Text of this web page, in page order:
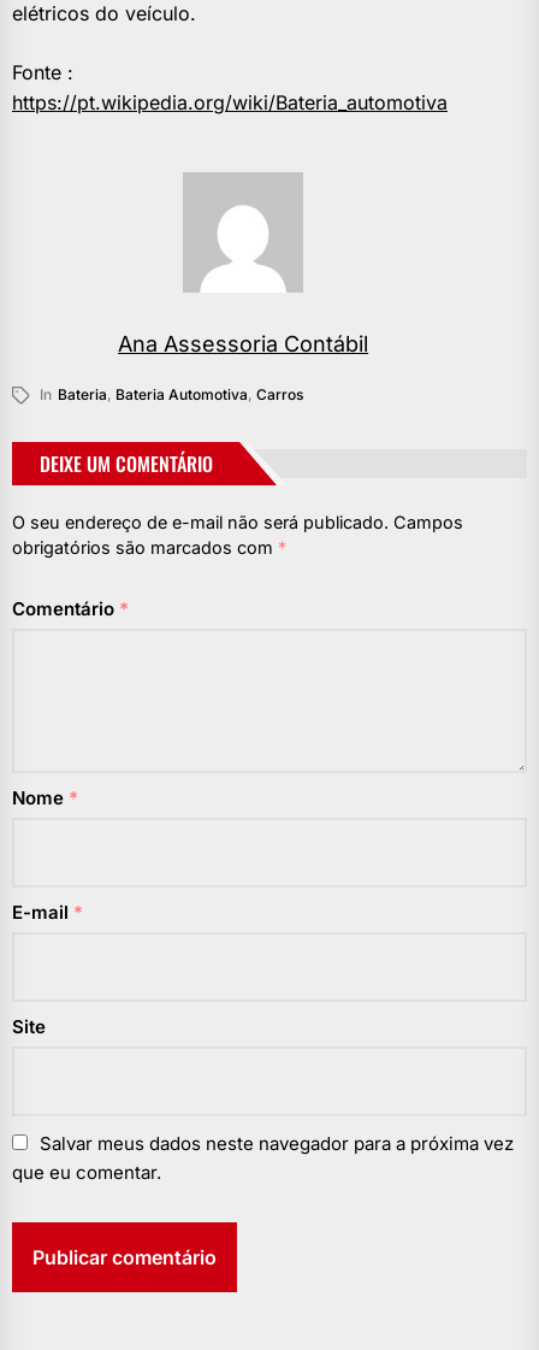
elétricos do veículo.
Fonte :
https://pt.wikipedia.org/wiki/Bateria_automotiva
Ana Assessoria Contábil
In Bateria, Bateria Automotiva, Carros
DEIXE UM COMENTÁRIO
O seu endereço de e-mail não será publicado. Campos
obrigatórios são marcados com *
Comentário *
Nome *
E-mail *
Site
Salvar meus dados neste navegador para a próxima vez
que eu comentar.